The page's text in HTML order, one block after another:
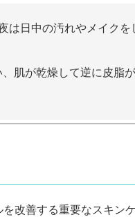
は日中の汚れやメイク
肌が乾燥して逆に皮脂
改善する重要なスキン